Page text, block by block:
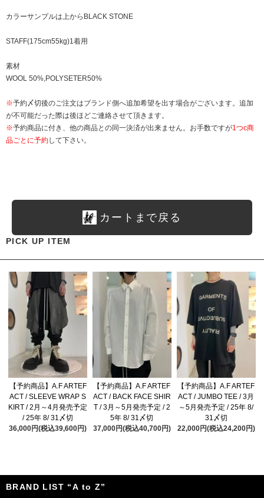
カラーサンプルは上からBLACK STONE
STAFF(175cm55kg)1着用
素材
WOOL 50%,POLYSETER50%
※予約〆切後のご注文はブランド側へ追加希望を出す場合がございます。追加
が不可能だった際は後ほどご連絡させて頂きます。
※予約商品に付き、他の商品との同一決済が出来ません。お手数ですが1つc商
品ごとに予約して下さい。
カートまで戻る
PICK UP ITEM
【予約商品】A.F ARTEF
ACT / SLEEVE WRAP S
KIRT / 2月～4月発売予定
/ 25年 8/ 31〆切
36,000円(税込39,600円)
【予約商品】A.F ARTEF
ACT / BACK FACE SHIR
T / 3月～5月発売予定 / 2
5年 8/ 31〆切
37,000円(税込40,700円)
【予約商品】A.F ARTEF
ACT / JUMBO TEE / 3月
～5月発売予定 / 25年 8/
31〆切
22,000円(税込24,200円)
BRAND LIST “A to Z”